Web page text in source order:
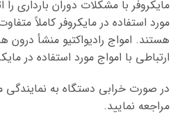
مایکروفر با مشکلات دوران بارداری
مورد استفاده در مایکروفر کاملاً
هستند. امواج رادیواکتیو منشأ درون
ارتباطی با امواج مورد استفاده در
مراجعه نمایید.